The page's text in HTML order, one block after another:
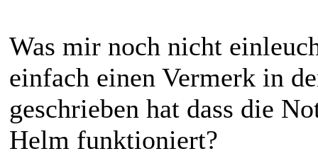
Was mir noch nicht
einfach einen Vermerk in
geschrieben hat dass die
Helm funktioniert?